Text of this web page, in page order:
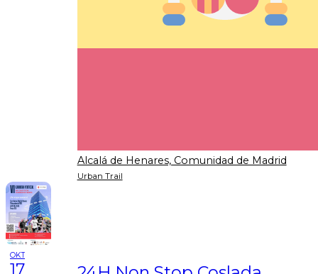
Alcalá de Henares, Comunidad de Madrid
Urban Trail
OKT
17